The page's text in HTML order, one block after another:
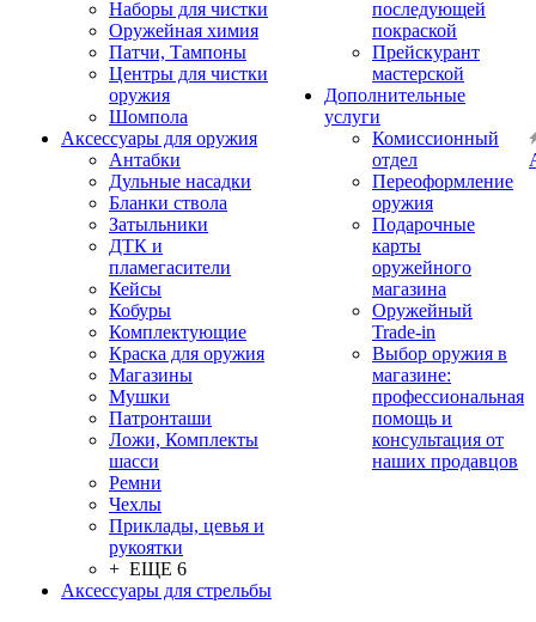
Наборы для чистки
Оружейная химия
Патчи, Тампоны
Центры для чистки
оружия
Шомпола
Аксессуары для оружия
Антабки
Дульные насадки
Бланки ствола
Затыльники
ДТК и
пламегасители
Кейсы
Кобуры
Комплектующие
Краска для оружия
Магазины
Мушки
Патронташи
Ложи, Комплекты
шасси
Ремни
Чехлы
Приклады, цевья и
рукоятки
+ ЕЩЕ 6
Аксессуары для стрельбы
последующей
покраской
Прейскурант
мастерской
Дополнительные
услуги
Комиссионный
отдел
Переоформление
оружия
Подарочные
карты
оружейного
магазина
Оружейный
Trade-in
Выбор оружия в
магазине:
профессиональная
помощь и
консультация от
наших продавцов